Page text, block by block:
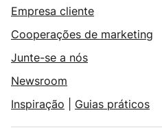
Empresa cliente
Cooperações de marketing
Junte-se a nós
Newsroom
Inspiração
Guias práticos